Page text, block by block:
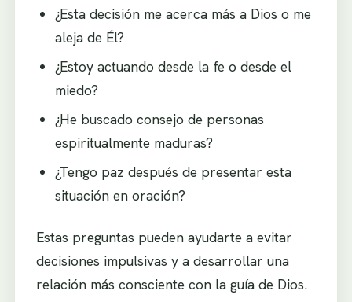
¿Esta decisión me acerca más a Dios o me
aleja de Él?
¿Estoy actuando desde la fe o desde el
miedo?
¿He buscado consejo de personas
espiritualmente maduras?
¿Tengo paz después de presentar esta
situación en oración?
Estas preguntas pueden ayudarte a evitar
decisiones impulsivas y a desarrollar una
relación más consciente con la guía de Dios.